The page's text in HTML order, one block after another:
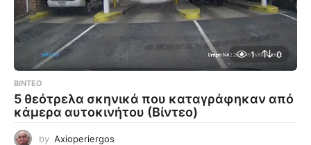
1 0
ΒΊΝΤΕΟ
5 θεότρελα σκηνικά που καταγράφηκαν από
κάμερα αυτοκινήτου (Βίντεο)
by Axioperiergos